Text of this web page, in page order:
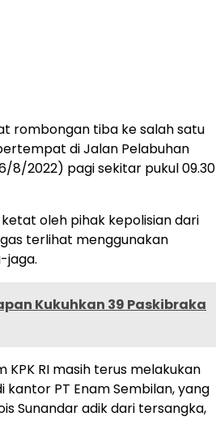
rombongan tiba ke salah satu
di Jalan Pelabuhan
8/2022) pagi sekitar pukul 09.30
oleh pihak kepolisian dari
terlihat menggunakan
jaga.
Kukuhkan 39 Paskibraka
KPK RI masih terus melakukan
PT Enam Sembilan, yang
Sunandar adik dari tersangka,